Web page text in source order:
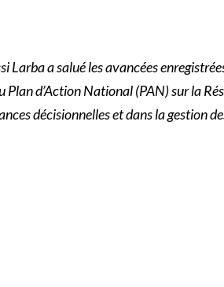
a salué les avancées
d’Action National (PAN) sur la
décisionnelles et dans la gestion